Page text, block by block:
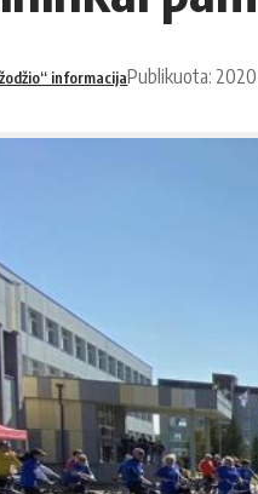
informacijaPublikuota: